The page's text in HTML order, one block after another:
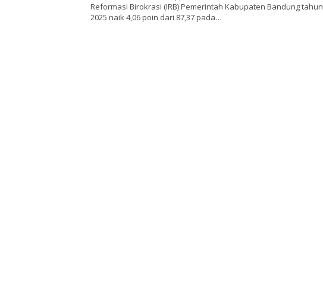
Reformasi Birokrasi (IRB) Pemerintah Kabupaten Bandung tahun
2025 naik 4,06 poin dari 87,37 pada…